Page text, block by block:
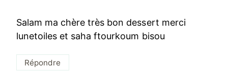
Salam ma chère très bon dessert merci
lunetoiles et saha ftourkoum bisou
Répondre